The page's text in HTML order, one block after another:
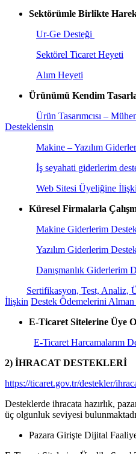
Sektörümle Birlikte
Ur-Ge Desteği
Sektörel Ticaret Heyeti
Alım Heyeti
Ürünümü Kendim
Ürün Tasarımcısı –
Desteklensin
Makine – Yazılım
İş seyahati giderlerim
Web Sitesi Üyeliğine
Küresel Firmalarla
Makine Giderlerim
Yazılım Giderlerim
Danışmanlık Giderlerim
Sertifikasyon, Test, Analiz,
İlişkin Destek Ödemelerini
E-Ticaret Sitelerine Üye
E-Ticaret Harcamalarım
2) İHRACAT DESTEKLERİ
https://ticaret.gov.tr/destekler/
Desteklerde ihracata hazırlık,
üç olgunluk seviyesi
Pazara Girişte Dijital